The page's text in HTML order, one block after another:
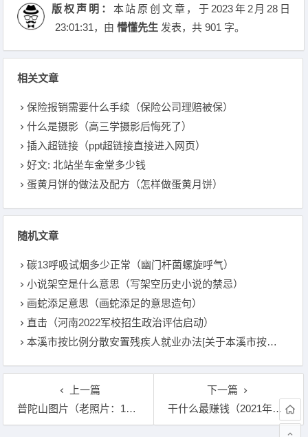
版权声明： 本站原创文章，于2023年2月28日
23:01:31，由懵懂先生 发表，共 901 字。
相关文章
保险报销需要什么手续（保险公司理赔被保）
什么是摄影（高三学摄影后悔死了）
插入超链接（ppt超链接直接进入网页）
好文: 北站坐车金堂多少钱
蛋黄月饼的做法及配方（怎样做蛋黄月饼）
随机文章
碳13呼吸试烟多少正常（幽门杆菌螺旋呼气）
小说架空是什么意思（写架空历史小说的禁忌）
画蛇添足意思（画蛇添足的意思造句）
直击（河南2022军校招生政治评估启动）
本溪市按比例分散安置残疾人就业办法[关于本溪市按比例分散安置残疾人就业办法的简介]
上一篇
普陀山图片（老照片：1922年的普陀山）
下一篇
干什么最赚钱（2021年干什么行业最赚钱？）